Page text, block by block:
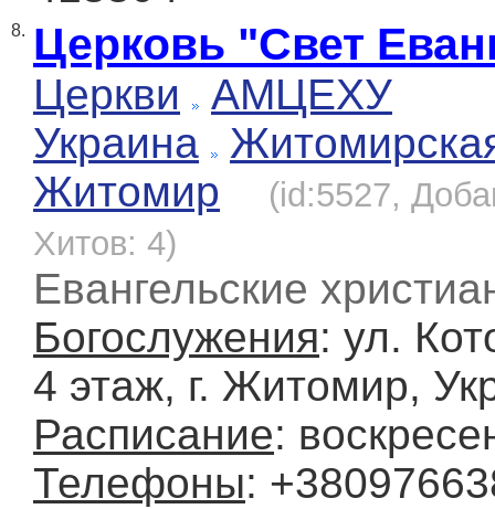
8. Церковь "Свет
Церкви
АМЦЕХУ
Украина
Житомир
(id:5527,
Хитов: 4)
Евангельские
Богослужения: ул.
4 этаж, г. Житомир,
Расписание:
Телефоны: